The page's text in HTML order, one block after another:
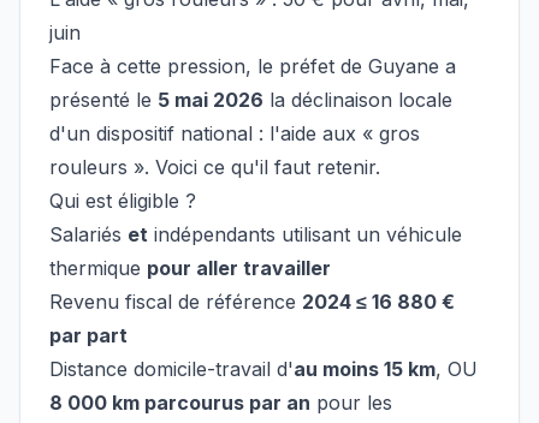
juin
Face à cette pression, le préfet de Guyane a
présenté le 5 mai 2026 la déclinaison locale
d'un dispositif national : l'aide aux « gros
rouleurs ». Voici ce qu'il faut retenir.
Qui est éligible ?
Salariés et indépendants utilisant un véhicule
thermique pour aller travailler
Revenu fiscal de référence 2024 ≤ 16 880 €
par part
Distance domicile-travail d'au moins 15 km, OU
8 000 km parcourus par an pour les